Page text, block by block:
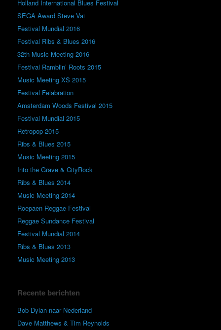
Holland International Blues Festival
SEGA Award Steve Vai
Festival Mundial 2016
Festival Ribs & Blues 2016
32th Music Meeting 2016
Festival Ramblin’ Roots 2015
Music Meeting XS 2015
Festival Felabration
Amsterdam Woods Festival 2015
Festival Mundial 2015
Retropop 2015
Ribs & Blues 2015
Music Meeting 2015
Into the Grave & CityRock
Ribs & Blues 2014
Music Meeting 2014
Roepaen Reggae Festival
Reggae Sundance Festival
Festival Mundial 2014
Ribs & Blues 2013
Music Meeting 2013
Recente berichten
Bob Dylan naar Nederland
Dave Matthews & Tim Reynolds